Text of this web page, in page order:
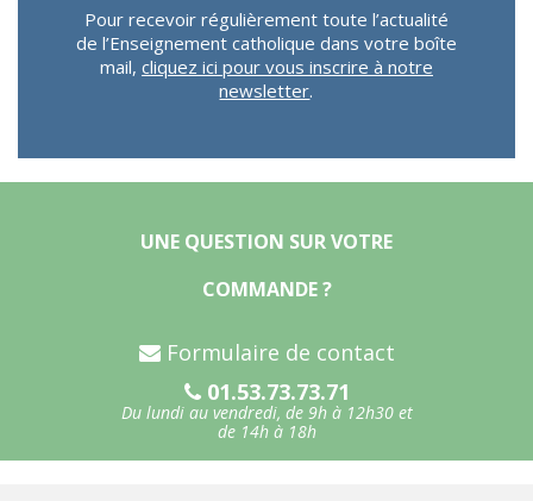
Pour recevoir régulièrement toute l’actualité
de l’Enseignement catholique dans votre boîte
mail, cliquez ici pour vous inscrire à notre
newsletter.
UNE QUESTION SUR VOTRE
COMMANDE ?
Formulaire de contact
01.53.73.73.71
Du lundi au vendredi, de 9h à 12h30 et
de 14h à 18h